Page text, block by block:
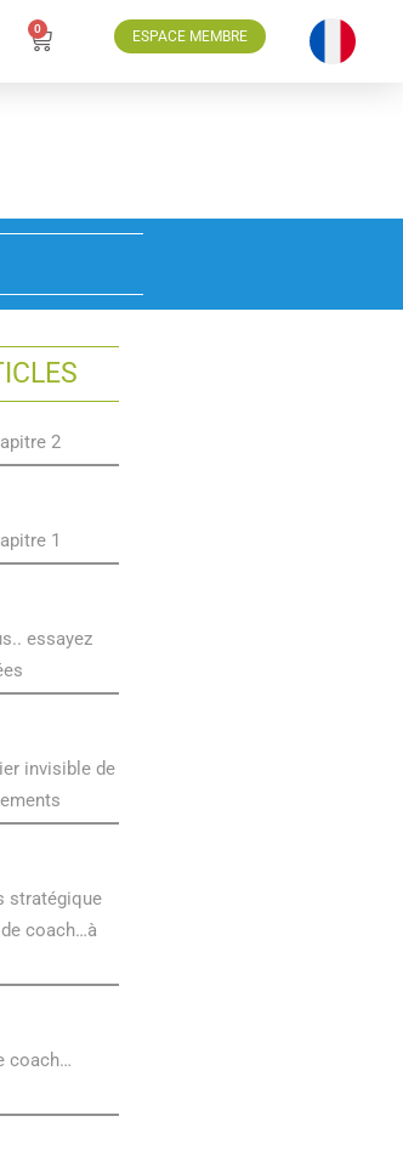
0 ESPACE MEMBRE
2
1
essayez
invisible de
stratégique
coach…à
coach…